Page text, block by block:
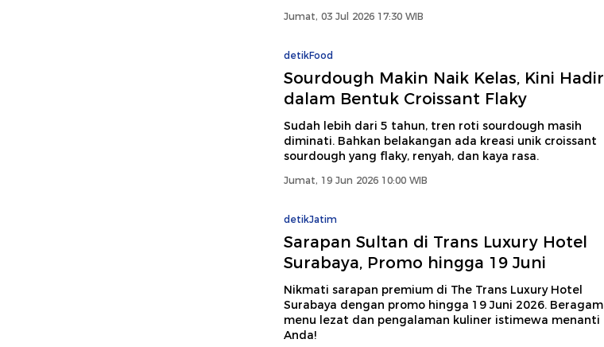
Jumat, 03 Jul 2026 17:30 WIB
detikFood
Sourdough Makin Naik Kelas, Kini Hadir
dalam Bentuk Croissant Flaky
Sudah lebih dari 5 tahun, tren roti sourdough masih
diminati. Bahkan belakangan ada kreasi unik croissant
sourdough yang flaky, renyah, dan kaya rasa.
Jumat, 19 Jun 2026 10:00 WIB
detikJatim
Sarapan Sultan di Trans Luxury Hotel
Surabaya, Promo hingga 19 Juni
Nikmati sarapan premium di The Trans Luxury Hotel
Surabaya dengan promo hingga 19 Juni 2026. Beragam
menu lezat dan pengalaman kuliner istimewa menanti
Anda!